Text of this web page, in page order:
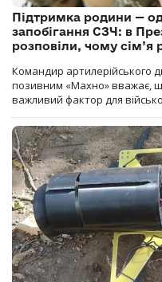
Підтримка родини —
запобігання СЗЧ: в
розповіли, чому сім’я
Командир артилерійського
позивним «Махно» вважає,
важливий фактор для